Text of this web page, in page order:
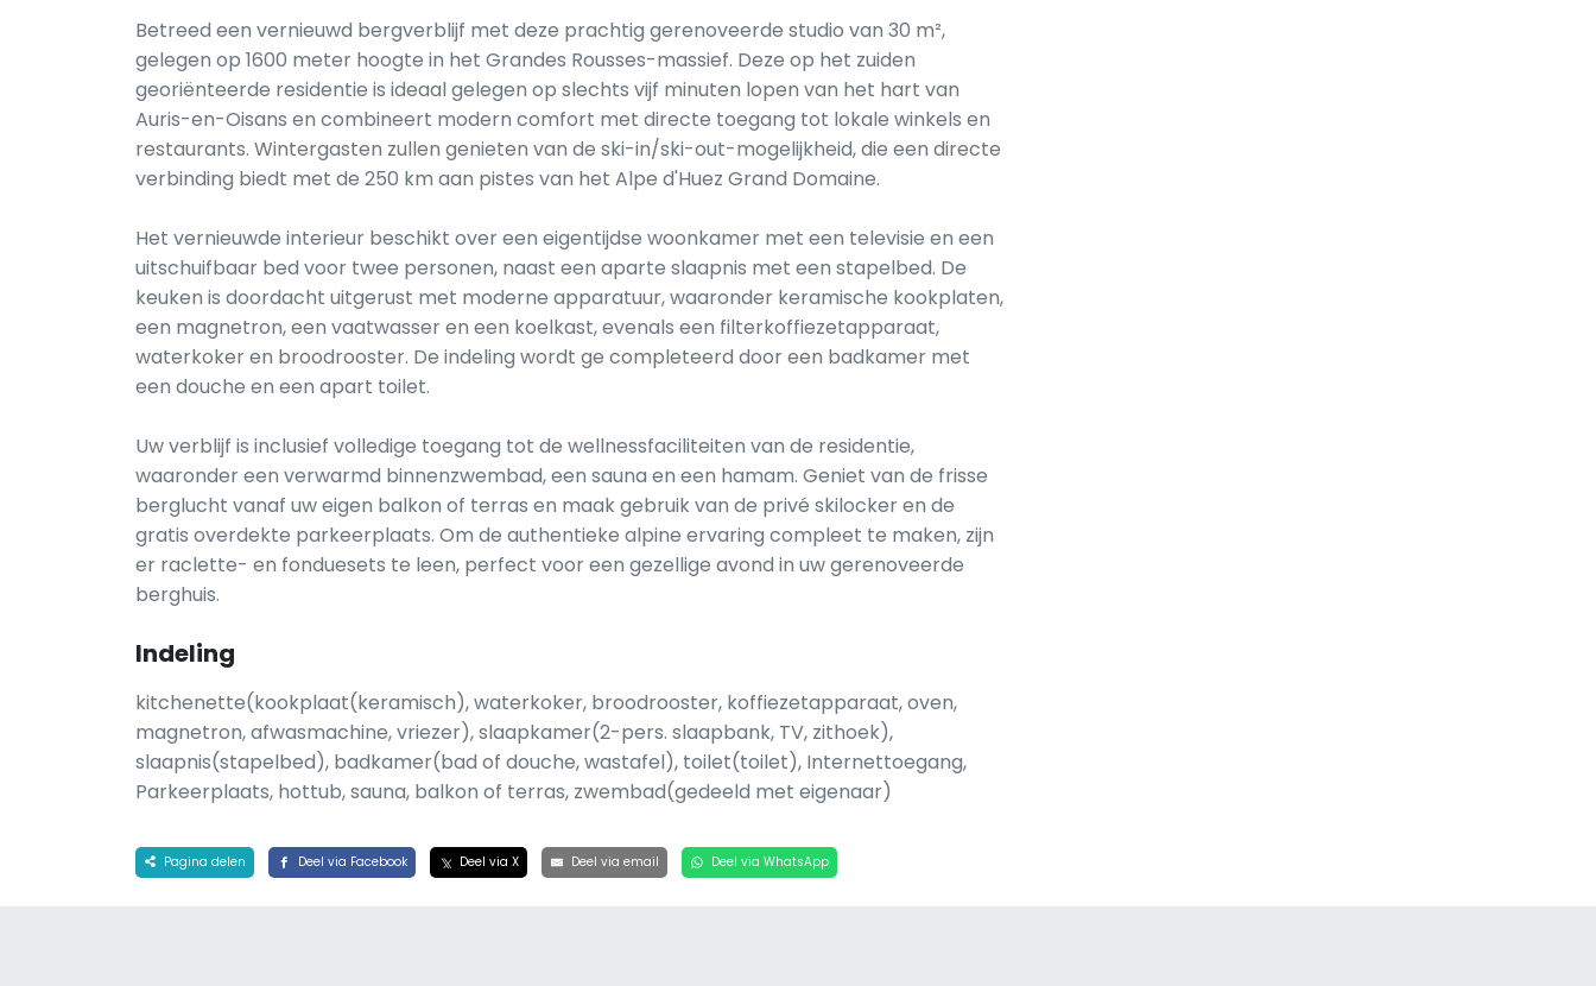
Betreed een vernieuwd bergverblijf met deze prachtig gerenoveerde studio van 30 m²,
gelegen op 1600 meter hoogte in het Grandes Rousses-massief. Deze op het zuiden
georiënteerde residentie is ideaal gelegen op slechts vijf minuten lopen van het hart van
Auris-en-Oisans en combineert modern comfort met directe toegang tot lokale winkels en
restaurants. Wintergasten zullen genieten van de ski-in/ski-out-mogelijkheid, die een directe
verbinding biedt met de 250 km aan pistes van het Alpe d'Huez Grand Domaine.
Het vernieuwde interieur beschikt over een eigentijdse woonkamer met een televisie en een
uitschuifbaar bed voor twee personen, naast een aparte slaapnis met een stapelbed. De
keuken is doordacht uitgerust met moderne apparatuur, waaronder keramische kookplaten,
een magnetron, een vaatwasser en een koelkast, evenals een filterkoffiezetapparaat,
waterkoker en broodrooster. De indeling wordt ge completeerd door een badkamer met
een douche en een apart toilet.
Uw verblijf is inclusief volledige toegang tot de wellnessfaciliteiten van de residentie,
waaronder een verwarmd binnenzwembad, een sauna en een hamam. Geniet van de frisse
berglucht vanaf uw eigen balkon of terras en maak gebruik van de privé skilocker en de
gratis overdekte parkeerplaats. Om de authentieke alpine ervaring compleet te maken, zijn
er raclette- en fonduesets te leen, perfect voor een gezellige avond in uw gerenoveerde
berghuis.
Indeling
kitchenette(kookplaat(keramisch), waterkoker, broodrooster, koffiezetapparaat, oven,
magnetron, afwasmachine, vriezer), slaapkamer(2-pers. slaapbank, TV, zithoek),
slaapnis(stapelbed), badkamer(bad of douche, wastafel), toilet(toilet), Internettoegang,
Parkeerplaats, hottub, sauna, balkon of terras, zwembad(gedeeld met eigenaar)
Pagina delen Deel via Facebook Deel via X Deel via email Deel via WhatsApp